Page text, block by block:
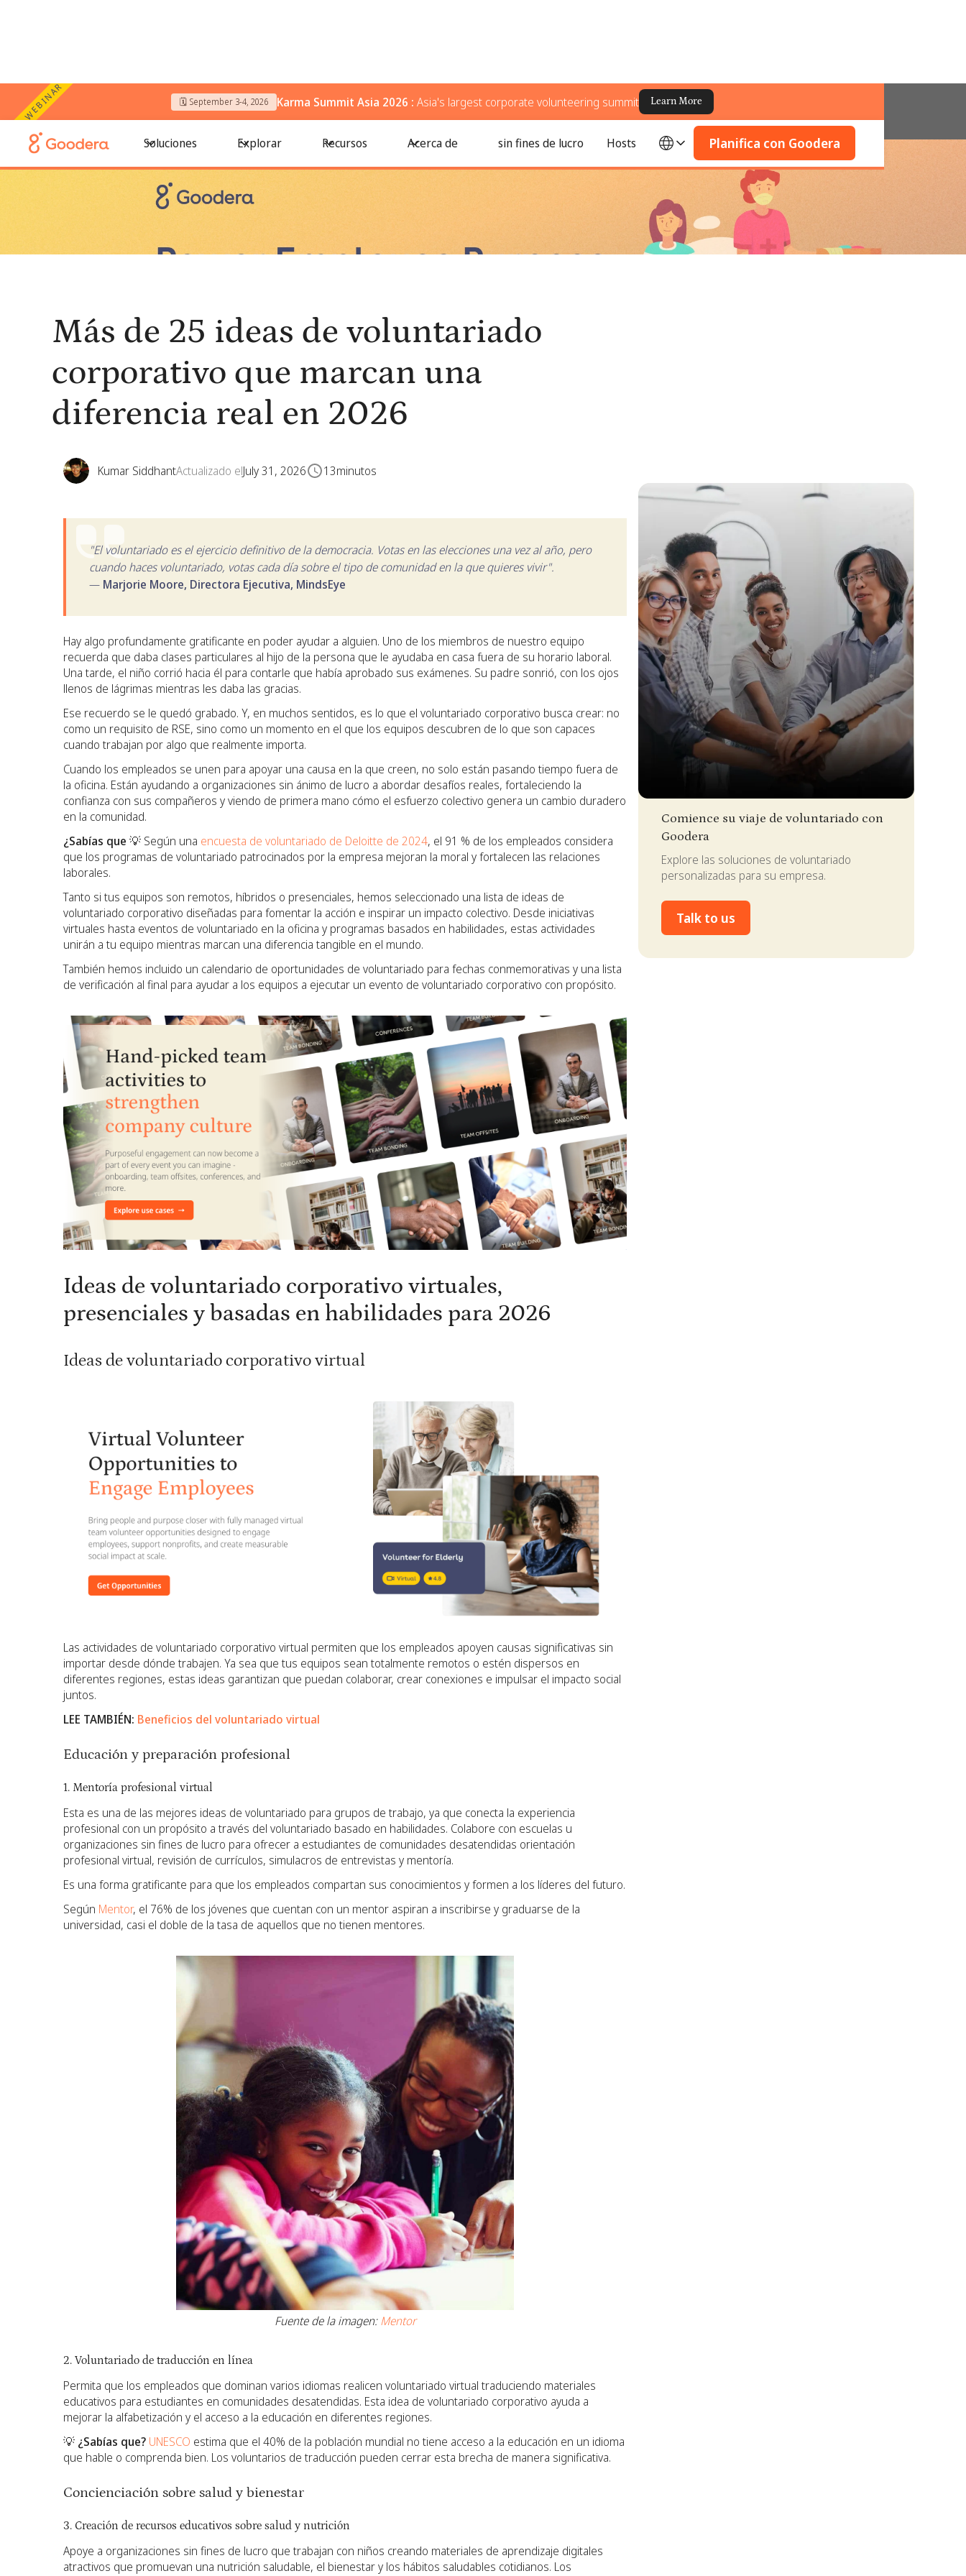
WEBINAR 🗓️ September 3-4, 2026 Karma Summit Asia 2026 : Asia's largest corporate volunteering summit Learn More
Soluciones Explorar Recursos Acerca de sin fines de lucro Hosts Planifica con Goodera
Más de 25 ideas de voluntariado corporativo que marcan una diferencia real en 2026
Más de 25 ideas de voluntariado
corporativo que marcan una
diferencia real en 2026
Kumar SiddhantActualizado elJuly 31, 2026 13minutos
"El voluntariado es el ejercicio definitivo de la democracia. Votas en las elecciones una vez al año, pero
cuando haces voluntariado, votas cada día sobre el tipo de comunidad en la que quieres vivir".
— Marjorie Moore, Directora Ejecutiva, MindsEye
Hay algo profundamente gratificante en poder ayudar a alguien. Uno de los miembros de nuestro equipo
recuerda que daba clases particulares al hijo de la persona que le ayudaba en casa fuera de su horario laboral.
Una tarde, el niño corrió hacia él para contarle que había aprobado sus exámenes. Su padre sonrió, con los ojos
llenos de lágrimas mientras les daba las gracias.
Ese recuerdo se le quedó grabado. Y, en muchos sentidos, es lo que el voluntariado corporativo busca crear: no
como un requisito de RSE, sino como un momento en el que los equipos descubren de lo que son capaces
cuando trabajan por algo que realmente importa.
Cuando los empleados se unen para apoyar una causa en la que creen, no solo están pasando tiempo fuera de
la oficina. Están ayudando a organizaciones sin ánimo de lucro a abordar desafíos reales, fortaleciendo la
confianza con sus compañeros y viendo de primera mano cómo el esfuerzo colectivo genera un cambio duradero
en la comunidad.
¿Sabías que 💡 Según una encuesta de voluntariado de Deloitte de 2024, el 91 % de los empleados considera
que los programas de voluntariado patrocinados por la empresa mejoran la moral y fortalecen las relaciones
laborales.
Tanto si tus equipos son remotos, híbridos o presenciales, hemos seleccionado una lista de ideas de
voluntariado corporativo diseñadas para fomentar la acción e inspirar un impacto colectivo. Desde iniciativas
virtuales hasta eventos de voluntariado en la oficina y programas basados en habilidades, estas actividades
unirán a tu equipo mientras marcan una diferencia tangible en el mundo.
También hemos incluido un calendario de oportunidades de voluntariado para fechas conmemorativas y una lista
de verificación al final para ayudar a los equipos a ejecutar un evento de voluntariado corporativo con propósito.
Ideas de voluntariado corporativo virtuales,
presenciales y basadas en habilidades para 2026
Ideas de voluntariado corporativo virtual
Las actividades de voluntariado corporativo virtual permiten que los empleados apoyen causas significativas sin
importar desde dónde trabajen. Ya sea que tus equipos sean totalmente remotos o estén dispersos en
diferentes regiones, estas ideas garantizan que puedan colaborar, crear conexiones e impulsar el impacto social
juntos.
LEE TAMBIÉN: Beneficios del voluntariado virtual
Educación y preparación profesional
1. Mentoría profesional virtual
Esta es una de las mejores ideas de voluntariado para grupos de trabajo, ya que conecta la experiencia
profesional con un propósito a través del voluntariado basado en habilidades. Colabore con escuelas u
organizaciones sin fines de lucro para ofrecer a estudiantes de comunidades desatendidas orientación
profesional virtual, revisión de currículos, simulacros de entrevistas y mentoría.
Es una forma gratificante para que los empleados compartan sus conocimientos y formen a los líderes del futuro.
Según Mentor, el 76% de los jóvenes que cuentan con un mentor aspiran a inscribirse y graduarse de la
universidad, casi el doble de la tasa de aquellos que no tienen mentores.
Fuente de la imagen:Mentor
2. Voluntariado de traducción en línea
Permita que los empleados que dominan varios idiomas realicen voluntariado virtual traduciendo materiales
educativos para estudiantes en comunidades desatendidas. Esta idea de voluntariado corporativo ayuda a
mejorar la alfabetización y el acceso a la educación en diferentes regiones.
💡 ¿Sabías que? UNESCO estima que el 40% de la población mundial no tiene acceso a la educación en un idioma
que hable o comprenda bien. Los voluntarios de traducción pueden cerrar esta brecha de manera significativa.
Concienciación sobre salud y bienestar
3. Creación de recursos educativos sobre salud y nutrición
Apoye a organizaciones sin fines de lucro que trabajan con niños creando materiales de aprendizaje digitales
atractivos que promuevan una nutrición saludable, el bienestar y los hábitos saludables cotidianos. Los
Comience su viaje de voluntariado con
Goodera
Explore las soluciones de voluntariado
personalizadas para su empresa.
Talk to us